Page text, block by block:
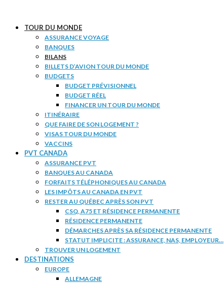
TOUR DU MONDE
ASSURANCE VOYAGE
BANQUES
BILANS
BILLETS D’AVION TOUR DU MONDE
BUDGETS
BUDGET PRÉVISIONNEL
BUDGET RÉEL
FINANCER UN TOUR DU MONDE
ITINÉRAIRE
QUE FAIRE DE SON LOGEMENT ?
VISAS TOUR DU MONDE
VACCINS
PVT CANADA
ASSURANCE PVT
BANQUES AU CANADA
FORFAITS TÉLÉPHONIQUES AU CANADA
LES IMPÔTS AU CANADA EN PVT
RESTER AU QUÉBEC APRÈS SON PVT
CSQ, A75 ET RÉSIDENCE PERMANENTE
RÉSIDENCE PERMANENTE
DÉMARCHES APRÈS SA RÉSIDENCE PERMANENTE
STATUT IMPLICITE : ASSURANCE, NAS, EMPLOYEUR…
TROUVER UN LOGEMENT
DESTINATIONS
EUROPE
ALLEMAGNE